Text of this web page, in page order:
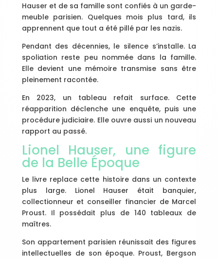
Hauser et de sa famille sont confiés à un garde-
meuble parisien. Quelques mois plus tard, ils
apprennent que tout a été pillé par les nazis.
Pendant des décennies, le silence s’installe. La
spoliation reste peu nommée dans la famille.
Elle devient une mémoire transmise sans être
pleinement racontée.
En 2023, un tableau refait surface. Cette
réapparition déclenche une enquête, puis une
procédure judiciaire. Elle ouvre aussi un nouveau
rapport au passé.
Lionel Hauser, une figure
de la Belle Époque
Le livre replace cette histoire dans un contexte
plus large. Lionel Hauser était banquier,
collectionneur et conseiller financier de Marcel
Proust. Il possédait plus de 140 tableaux de
maîtres.
Son appartement parisien réunissait des figures
intellectuelles de son époque. Proust, Bergson